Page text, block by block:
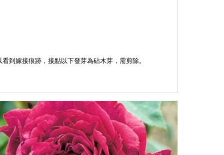
嫁接痕跡，接點以下發芽為砧木芽，需剪除。